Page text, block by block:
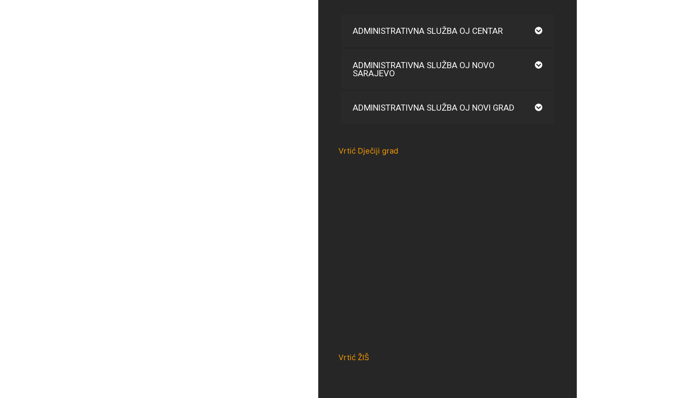
ADMINISTRATIVNA SLUŽBA OJ CENTAR
ADMINISTRATIVNA SLUŽBA OJ NOVO
SARAJEVO
ADMINISTRATIVNA SLUŽBA OJ NOVI GRAD
Vrtić Dječiji grad
Vrtić ŽIŠ